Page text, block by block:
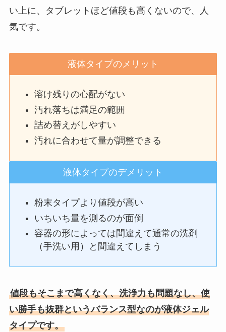
い上に、タブレットほど値段も高くないので、人
気です。
液体タイプのメリット
溶け残りの心配がない
汚れ落ちは満足の範囲
詰め替えがしやすい
汚れに合わせて量が調整できる
液体タイプのデメリット
粉末タイプより値段が高い
いちいち量を測るのが面倒
容器の形によっては間違えて通常の洗剤
（手洗い用）と間違えてしまう
値段もそこまで高くなく、洗浄力も問題なし、使
い勝手も抜群というバランス型なのが液体ジェル
タイプです。